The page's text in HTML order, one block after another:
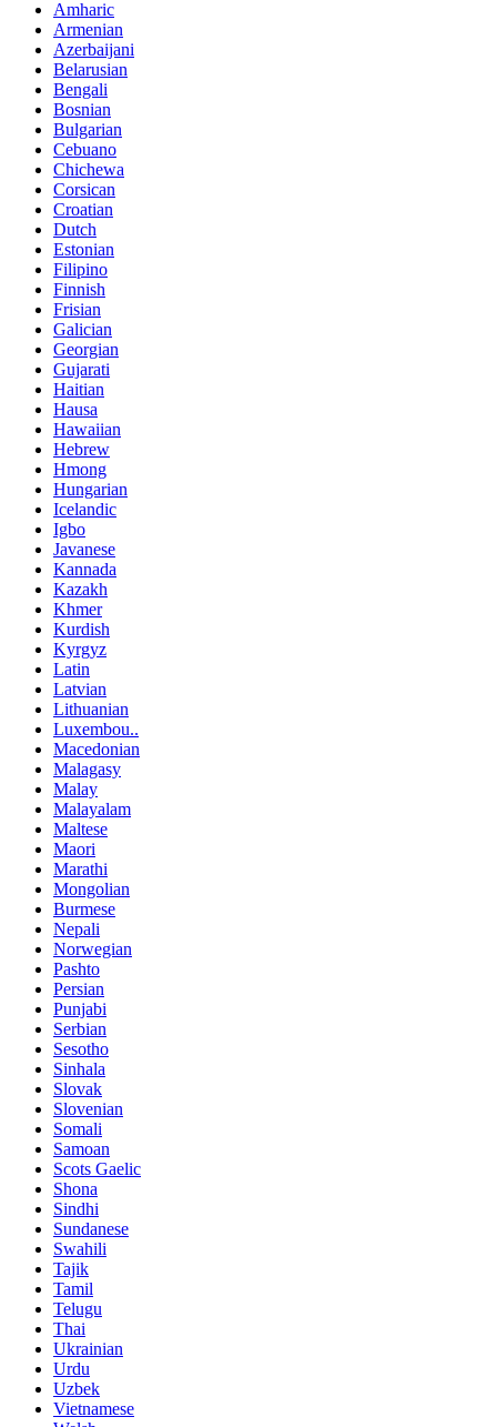
Amharic
Armenian
Azerbaijani
Belarusian
Bengali
Bosnian
Bulgarian
Cebuano
Chichewa
Corsican
Croatian
Dutch
Estonian
Filipino
Finnish
Frisian
Galician
Georgian
Gujarati
Haitian
Hausa
Hawaiian
Hebrew
Hmong
Hungarian
Icelandic
Igbo
Javanese
Kannada
Kazakh
Khmer
Kurdish
Kyrgyz
Latin
Latvian
Lithuanian
Luxembou..
Macedonian
Malagasy
Malay
Malayalam
Maltese
Maori
Marathi
Mongolian
Burmese
Nepali
Norwegian
Pashto
Persian
Punjabi
Serbian
Sesotho
Sinhala
Slovak
Slovenian
Somali
Samoan
Scots Gaelic
Shona
Sindhi
Sundanese
Swahili
Tajik
Tamil
Telugu
Thai
Ukrainian
Urdu
Uzbek
Vietnamese